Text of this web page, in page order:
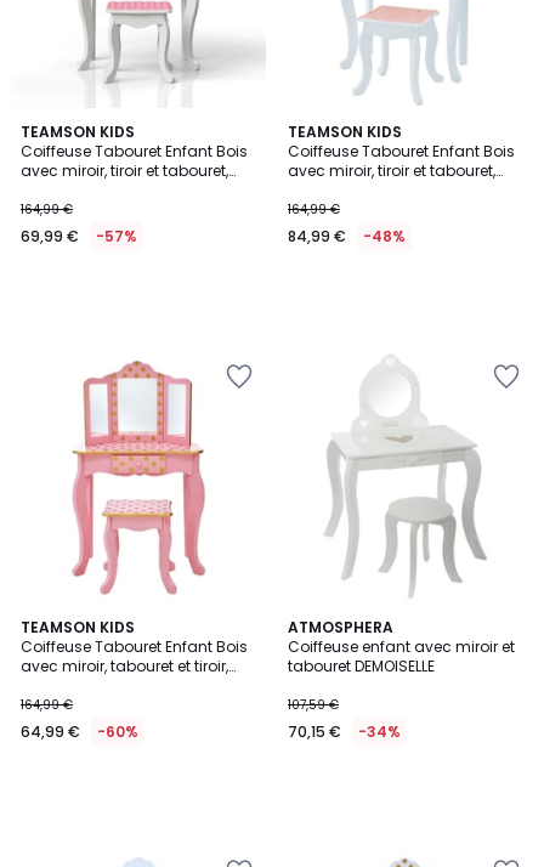
TEAMSON KIDS
Coiffeuse Tabouret Enfant Bois
avec miroir, tiroir et tabouret,
164,99 €
69,99 € -57%
TEAMSON KIDS
Coiffeuse Tabouret Enfant Bois
avec miroir, tiroir et tabouret,
164,99 €
84,99 € -48%
TEAMSON KIDS
Coiffeuse Tabouret Enfant Bois
avec miroir, tabouret et tiroir,
164,99 €
64,99 € -60%
ATMOSPHERA
Coiffeuse enfant avec miroir et
tabouret DEMOISELLE
107,59 €
70,15 € -34%